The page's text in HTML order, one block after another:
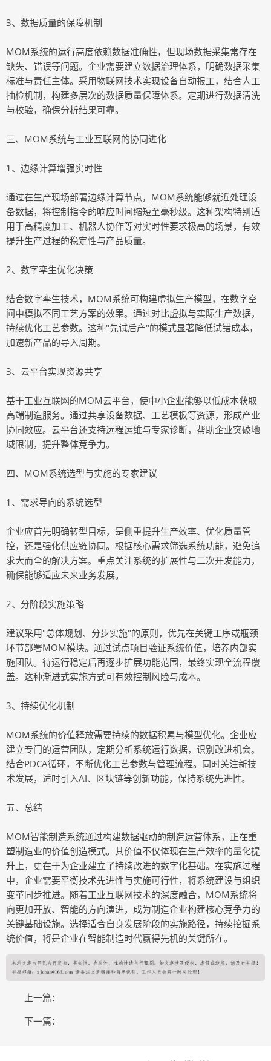
3、数据质量的保障机制
MOM系统的运行高度依赖数据准确性，但现场数据采集常存在
缺失、错误等问题。企业需要建立数据治理体系，明确数据采集
标准与责任主体。采用物联网技术实现设备自动报工，结合人工
抽检机制，构建多层次的数据质量保障体系。定期进行数据清洗
与校验，确保分析结果可靠。
三、MOM系统与工业互联网的协同进化
1、边缘计算增强实时性
通过在生产现场部署边缘计算节点，MOM系统能够就近处理设
备数据，将控制指令的响应时间缩短至毫秒级。这种架构特别适
用于高精度加工、机器人协作等对实时性要求极高的场景，有效
提升生产过程的稳定性与产品质量。
2、数字孪生优化决策
结合数字孪生技术，MOM系统可构建虚拟生产模型，在数字空
间中模拟不同工艺方案的效果。通过对比虚拟与实际生产数据，
持续优化工艺参数。这种"先试后产"的模式显著降低试错成本，
加速新产品的导入周期。
3、云平台实现资源共享
基于工业互联网的MOM云平台，使中小企业能够以低成本获取
高端制造服务。通过共享设备数据、工艺模板等资源，形成产业
协同效应。云平台还支持远程运维与专家诊断，帮助企业突破地
域限制，提升整体竞争力。
四、MOM系统选型与实施的专家建议
1、需求导向的系统选型
企业应首先明确转型目标，是侧重提升生产效率、优化质量管
控，还是强化供应链协同。根据核心需求筛选系统功能，避免追
求大而全的解决方案。重点关注系统的扩展性与二次开发能力，
确保能够适应未来业务发展。
2、分阶段实施策略
建议采用"总体规划、分步实施"的原则，优先在关键工序或瓶颈
环节部署MOM模块。通过试点项目验证系统价值，培养内部实
施团队。待运行稳定后再逐步扩展功能范围，最终实现全流程覆
盖。这种渐进式实施方式可有效控制风险与成本。
3、持续优化机制
MOM系统的价值释放需要持续的数据积累与模型优化。企业应
建立专门的运营团队，定期分析系统运行数据，识别改进机会。
结合PDCA循环，不断优化工艺参数与管理流程。同时关注新技
术发展，适时引入AI、区块链等创新功能，保持系统先进性。
五、总结
MOM智能制造系统通过构建数据驱动的制造运营体系，正在重
塑制造业的价值创造模式。其价值不仅体现在生产效率的量化提
升上，更在于为企业建立了持续改进的数字化基础。在实施过程
中，企业需要平衡技术先进性与实施可行性，将系统建设与组织
变革同步推进。随着工业互联网技术的深度融合，MOM系统将
向更加开放、智能的方向演进，成为制造企业构建核心竞争力的
关键基础设施。选择适合自身发展阶段的实施路径，持续挖掘系
统价值，将是企业在智能制造时代赢得先机的关键所在。
上一篇：
下一篇：